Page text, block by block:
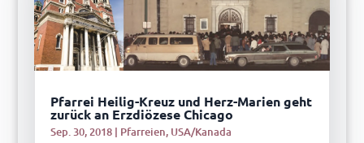
Pfarrei Heilig-Kreuz und Herz-Marien geht
zurück an Erzdiözese Chicago
Sep. 30, 2018| Pfarreien, USA/Kanada